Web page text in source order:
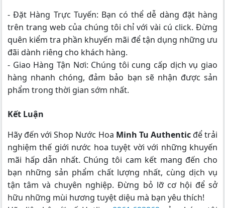
- Đặt Hàng Trực Tuyến: Bạn có thể dễ dàng đặt hàng
trên trang web của chúng tôi chỉ với vài cú click. Đừng
quên kiểm tra phần khuyến mãi để tận dụng những ưu
đãi dành riêng cho khách hàng.
- Giao Hàng Tận Nơi: Chúng tôi cung cấp dịch vụ giao
hàng nhanh chóng, đảm bảo bạn sẽ nhận được sản
phẩm trong thời gian sớm nhất.
Kết Luận
Hãy đến với Shop Nước Hoa Minh Tu Authenticđể trải
nghiệm thế giới nước hoa tuyệt vời với những khuyến
mãi hấp dẫn nhất. Chúng tôi cam kết mang đến cho
bạn những sản phẩm chất lượng nhất, cùng dịch vụ
tận tâm và chuyên nghiệp. Đừng bỏ lỡ cơ hội để sở
hữu những mùi hương tuyệt diệu mà bạn yêu thích!